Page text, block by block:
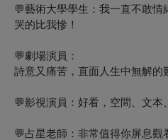
💬藝術大學學生：我一直不敢情
哭的比我慘！
💬劇場演員：
詩意又痛苦，直面人生中無解的
💬影視演員：好看，空間、文本
💬占星老師：非常值得你屏息